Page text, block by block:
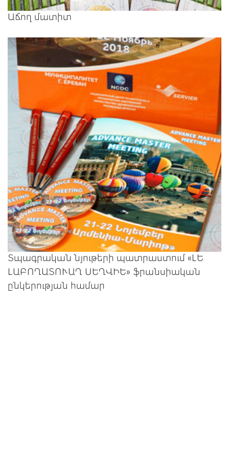
Աճող մատիտ
Տպագրական նյութերի պատրաստում «ԼԵ
ԼԱԲՈՂԱՏՈՒԱՂ ՍԵՂՎԻԵ» ֆրանսիական
ընկերության համար